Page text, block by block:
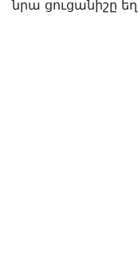
նրա ցուցանիշը